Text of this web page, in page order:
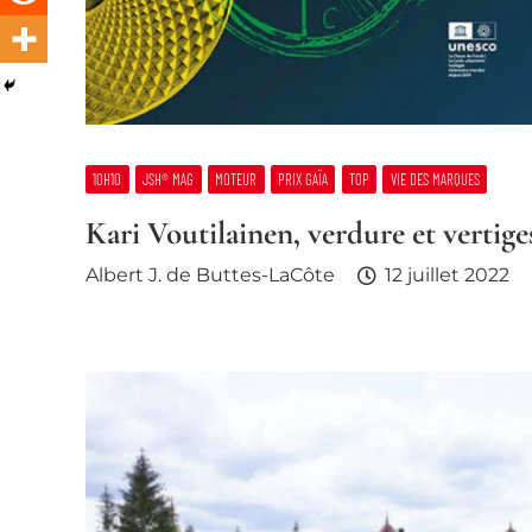
10H10 JSH® MAG MOTEUR PRIX GAÏA TOP VIE DES MARQUES
Kari Voutilainen, verdure et
Albert J. de Buttes-LaCôte 12 juillet 2022